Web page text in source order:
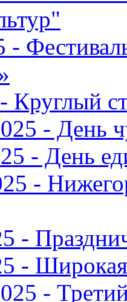
-
Круглый
- День
- День
-
-
-
-